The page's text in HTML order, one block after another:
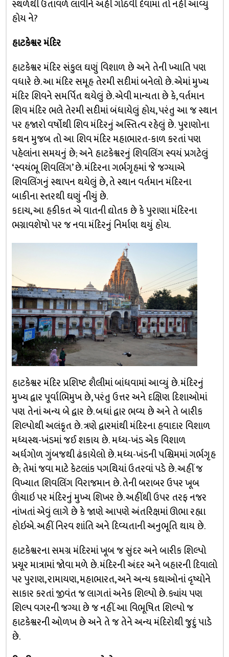
સ્થળેથી ઉતાવળે લાવીને અહીં ગોઠવી દેવામાં તો નહીં આવ્યું
હોય ને?
હાટકેશ્વર મંદિર
હાટકેશ્વર મંદિર સંકુલ ઘણું વિશાળ છે અને તેની ખ્યાતિ પણ
વધારે છે. આ મંદિર સમૂહ તેરમી સદીમાં બનેલો છે. એમાં મુખ્ય
મંદિર શિવને સમર્પિત થયેલું છે. એવી માન્યતા છે કે, વર્તમાન
શિવ મંદિર ભલે તેરમી સદીમાં બંધાયેલું હોય, પરંતુ આ જ સ્થાન
પર હજારો વર્ષોથી શિવ મંદિરનું અસ્તિત્વ રહેલું છે. પુરાણોના
કથન મુજબ તો આ શિવ મંદિર મહાભારત-કાળ કરતાં પણ
પહેલાંના સમયનું છે; અને હાટકેશ્વરનું શિવલિંગ સ્વયં પ્રગટેલું
‘સ્વયંભૂ શિવલિંગ’ છે. મંદિરના ગર્ભગૃહમાં જે જગ્યાએ
શિવલિંગનું સ્થાપન થયેલું છે, તે સ્થાન વર્તમાન મંદિરના
બાકીના સ્તરથી ઘણું નીચું છે.
કદાચ, આ હકીકત એ વાતની દ્યોતક છે કે પુરાણા મંદિરના
ભગ્નાવશેષો પર જ નવા મંદિરનું નિર્માણ થયું હોય.
હાટકેશ્વર મંદિર પ્રશિષ્ટ શૈલીમાં બાંધવામાં આવ્યું છે. મંદિરનું
મુખ્ય દ્વાર પૂર્વાભિમુખ છે, પરંતુ ઉત્તર અને દક્ષિણ દિશાઓમાં
પણ તેનાં અન્ય બે દ્વાર છે. બધાં દ્વાર ભવ્ય છે અને તે બારીક
શિલ્પોથી અલંકૃત છે. ત્રણે દ્વારમાંથી મંદિરના હવાદાર વિશાળ
મધ્યસ્થ-ખંડમાં જઈ શકાય છે. મધ્ય-ખંડ એક વિશાળ
અર્ધગોળ ગુંબજથી ઢંકાયેલો છે. મધ્ય-ખંડની પશ્ચિમમાં ગર્ભગૃહ
છે; તેમાં જવા માટે કેટલાંક પગથિયાં ઉતરવાં પડે છે. અહીં જ
વિખ્યાત શિવલિંગ વિરાજમાન છે. તેની બરાબર ઉપર ખૂબ
ઊંચાઇ પર મંદિરનું મુખ્ય શિખર છે. અહીંથી ઉપર તરફ નજર
નાંખતાં એવું લાગે છે કે જાણે આપણે અંતરિક્ષમાં ઊભા રહ્યા
હોઇએ. અહીં નિરવ શાંતિ અને દિવ્યતાની અનુભૂતિ થાય છે.
હાટકેશ્વરના સમગ્ર મંદિરમાં ખૂબ જ સુંદર અને બારીક શિલ્પો
પ્રચૂર માત્રામાં જોવા મળે છે. મંદિરની અંદર અને બહારની દિવાલો
પર પુરાણ, રામાયણ, મહાભારત, અને અન્ય કથાઓનાં દૃષ્યોને
સાકાર કરતાં જીવંત જ લાગતાં અનેક શિલ્પો છે. ક્યાંય પણ
શિલ્પ વગરની જગ્યા છે જ નહીં. આ વિભૂષિત શિલ્પો જ
હાટકેશ્વરની ઓળખ છે અને તે જ તેને અન્ય મંદિરોથી જુદું પાડે
છે.